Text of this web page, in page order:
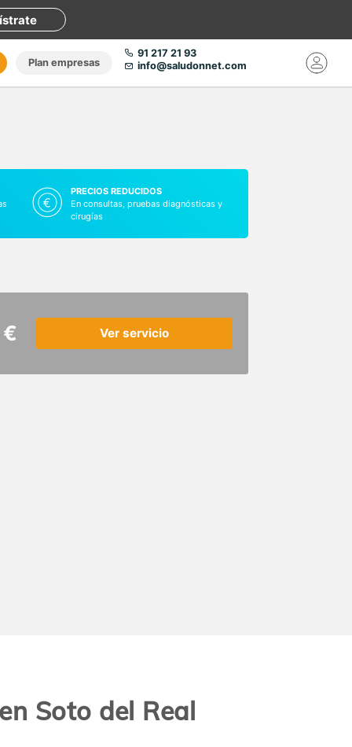
Plan empresas
91 217 21 93
info@saludonnet.com
PRECIOS REDUCIDOS
En consultas, pruebas diagnósticas y
cirugías
Ver servicio
Soto del Real